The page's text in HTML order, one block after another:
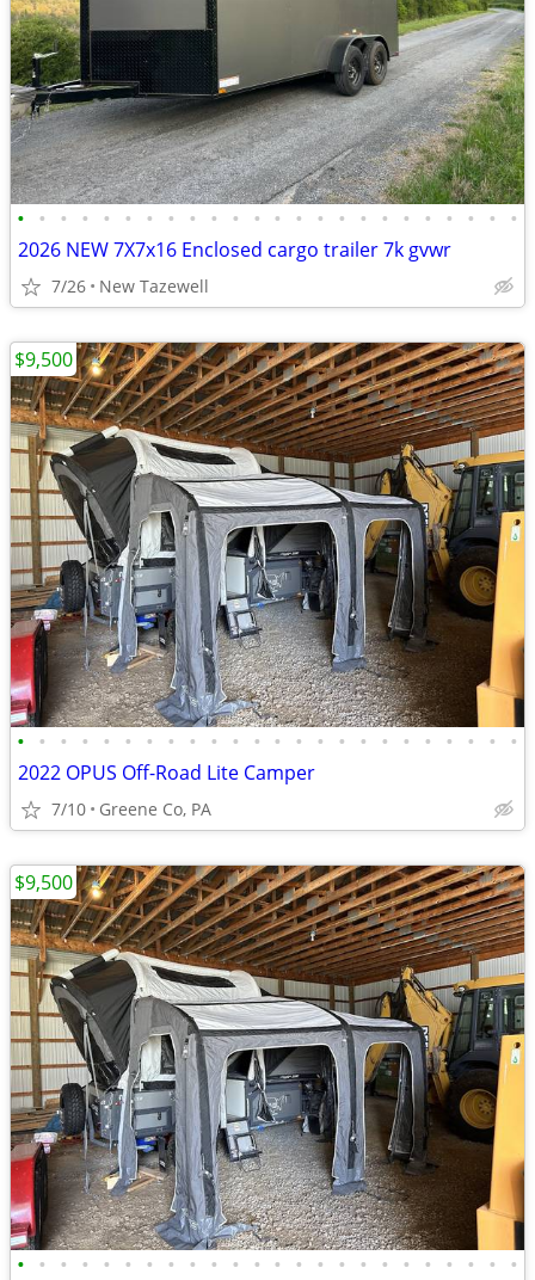
• • • • • • • • • • • • • • • • • • • • • • • •
2026 NEW 7X7x16 Enclosed cargo trailer 7k gvwr
7/26 New Tazewell
• • • • • • • • • • • • • • • • • • • • • • • •
2022 OPUS Off-Road Lite Camper
7/10 Greene Co, PA
$9,500
• • • • • • • • • • • • • • • • • • • • • • • •
$9,500